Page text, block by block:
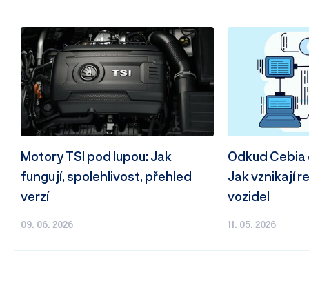
09. 06. 2026
Motory TSI pod lupou: Jak
fungují, spolehlivost, přehled
verzí
11. 05. 2026
Odkud
Jak vznikají
vozidel